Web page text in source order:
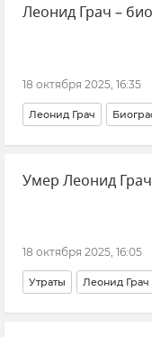
Обстрелы
Леонид Грач –
18 октября 2025, 16:35
Леонид Грач
Крым
Умер Леонид Грач
18 октября 2025, 16:05
Утраты Леонид Грач
Срочные новости